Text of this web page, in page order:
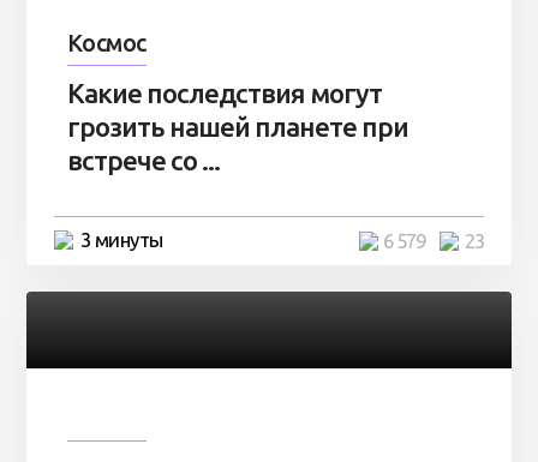
Космос
Какие последствия могут
грозить нашей планете при
встрече со ...
3 минуты 23
6 579